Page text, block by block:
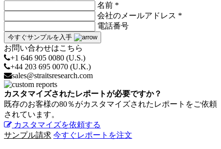
名前 *
会社のメールアドレス *
電話番号
今すぐサンプルを入手
お問い合わせはこちら
+1 646 905 0080 (U.S.)
+44 203 695 0070 (U.K.)
sales@straitsresearch.com
カスタマイズされたレポートが必要ですか？
既存のお客様の80％がカスタマイズされたレポートをご依頼
されています。
カスタマイズを依頼する
サンプル請求 今すぐレポートを注文